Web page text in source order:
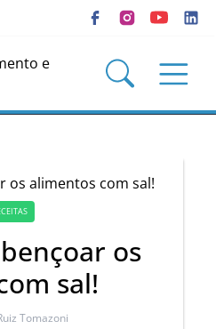
os
sal!
Tomazoni